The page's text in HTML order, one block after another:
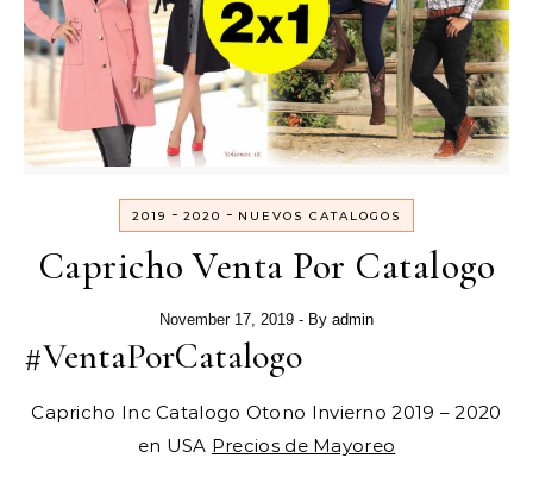
2019 - 2020 - NUEVOS CATALOGOS
Capricho Venta Por Catalogo
November 17, 2019 - By admin
#VentaPorCatalogo
Capricho Inc Catalogo Otono Invierno 2019 – 2020
en USA Precios de Mayoreo